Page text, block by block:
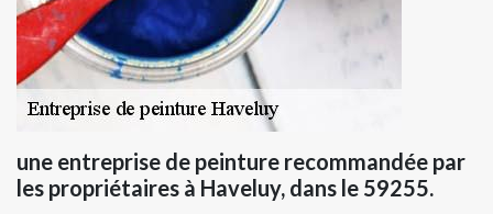
une entreprise de peinture recommandée par
les propriétaires à Haveluy, dans le 59255.